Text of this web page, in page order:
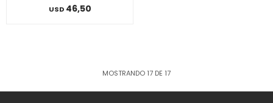
USD 46,50
MOSTRANDO 17 DE 17